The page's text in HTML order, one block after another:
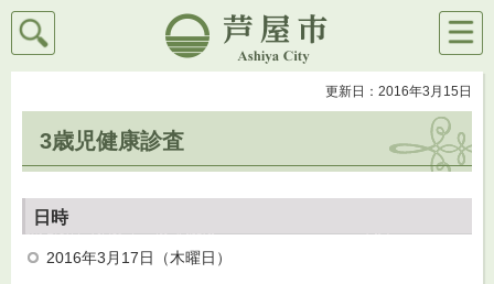
芦屋市
検索
メニ
ュー
更新日：2016年3月15日
3歳児健康診査
日時
2016年3月17日（木曜日）